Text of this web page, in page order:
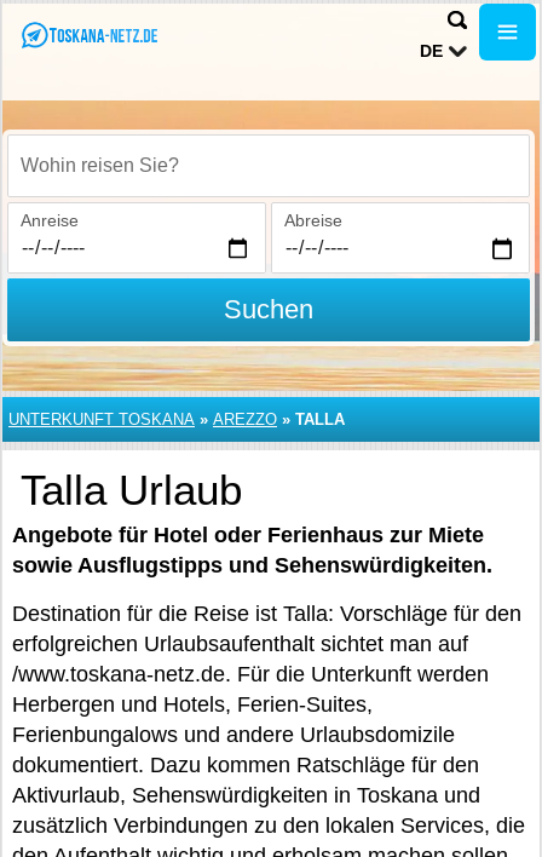
DE
Wohin reisen Sie?
Anreise Abreise
Suchen
UNTERKUNFT TOSKANA » AREZZO » TALLA
Talla Urlaub
Angebote für Hotel oder Ferienhaus zur Miete
sowie Ausflugstipps und Sehenswürdigkeiten.
Destination für die Reise ist Talla: Vorschläge für den
erfolgreichen Urlaubsaufenthalt sichtet man auf
/www.toskana-netz.de. Für die Unterkunft werden
Herbergen und Hotels, Ferien-Suites,
Ferienbungalows und andere Urlaubsdomizile
dokumentiert. Dazu kommen Ratschläge für den
Aktivurlaub, Sehenswürdigkeiten in Toskana und
zusätzlich Verbindungen zu den lokalen Services, die